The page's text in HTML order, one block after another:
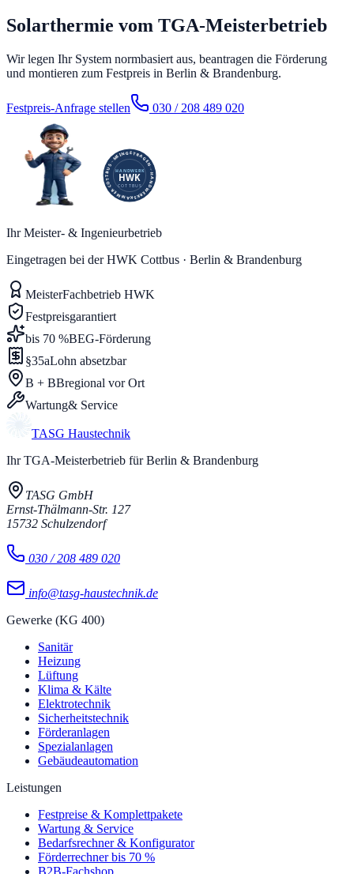
Solarthermie vom TGA-Meisterbetrieb
Wir legen Ihr System normbasiert aus, beantragen die Förderung
und montieren zum Festpreis in Berlin & Brandenburg.
Festpreis-Anfrage stellen 030 / 208 489 020
Ihr Meister- & Ingenieurbetrieb
Eingetragen bei der HWK Cottbus · Berlin & Brandenburg
MeisterFachbetrieb HWK
Festpreisgarantiert
bis 70 %BEG-Förderung
§35aLohn absetzbar
B + BBregional vor Ort
Wartung& Service
TASG Haustechnik
Ihr TGA-Meisterbetrieb für Berlin & Brandenburg
TASG GmbH
Ernst-Thälmann-Str. 127
15732 Schulzendorf
030 / 208 489 020
info@tasg-haustechnik.de
Gewerke (KG 400)
Sanitär
Heizung
Lüftung
Klima & Kälte
Elektrotechnik
Sicherheitstechnik
Förderanlagen
Spezialanlagen
Gebäudeautomation
Leistungen
Festpreise & Komplettpakete
Wartung & Service
Bedarfsrechner & Konfigurator
Förderrechner bis 70 %
B2B-Fachshop